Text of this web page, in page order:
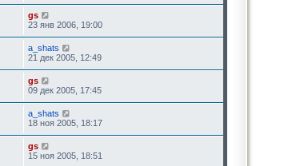
gs
23 янв 2006, 19:00
a_shats
21 дек 2005, 12:49
gs
09 дек 2005, 17:45
a_shats
18 ноя 2005, 18:17
gs
15 ноя 2005, 18:51